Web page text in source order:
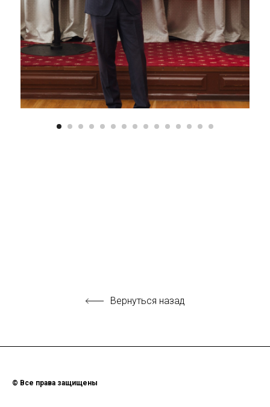
Вернуться назад
© Все права защищены